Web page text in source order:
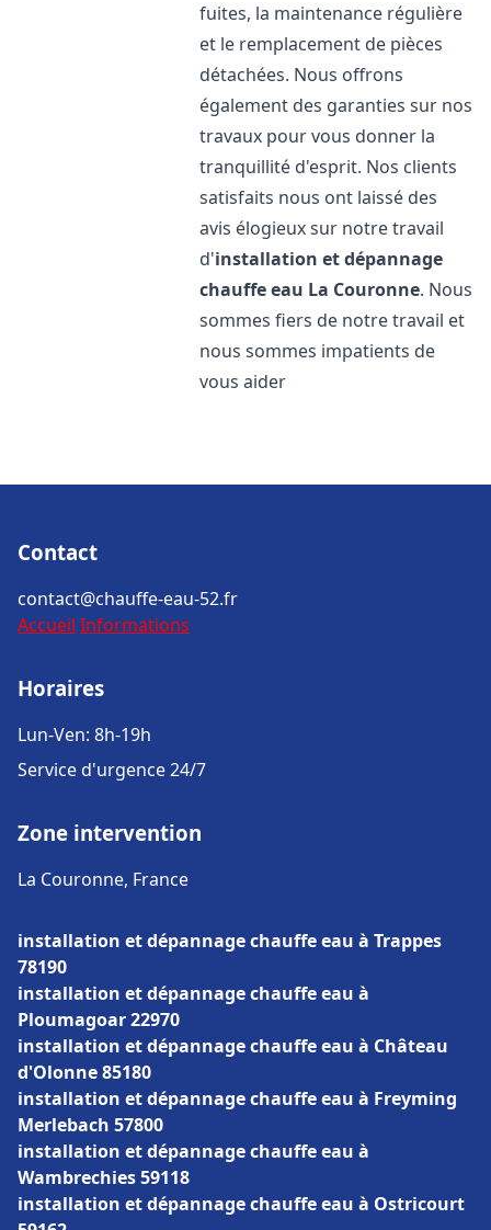
fuites, la maintenance régulière
et le remplacement de pièces
détachées. Nous offrons
également des garanties sur nos
travaux pour vous donner la
tranquillité d'esprit. Nos clients
satisfaits nous ont laissé des
avis élogieux sur notre travail
d'installation et dépannage
chauffe eau La Couronne. Nous
sommes fiers de notre travail et
nous sommes impatients de
vous aider
Contact
contact@chauffe-eau-52.fr
Accueil Informations
Horaires
Lun-Ven: 8h-19h
Service d'urgence 24/7
Zone intervention
La Couronne, France
installation et dépannage chauffe eau à Trappes
78190
installation et dépannage chauffe eau à
Ploumagoar 22970
installation et dépannage chauffe eau à Château
d'Olonne 85180
installation et dépannage chauffe eau à Freyming
Merlebach 57800
installation et dépannage chauffe eau à
Wambrechies 59118
installation et dépannage chauffe eau à Ostricourt